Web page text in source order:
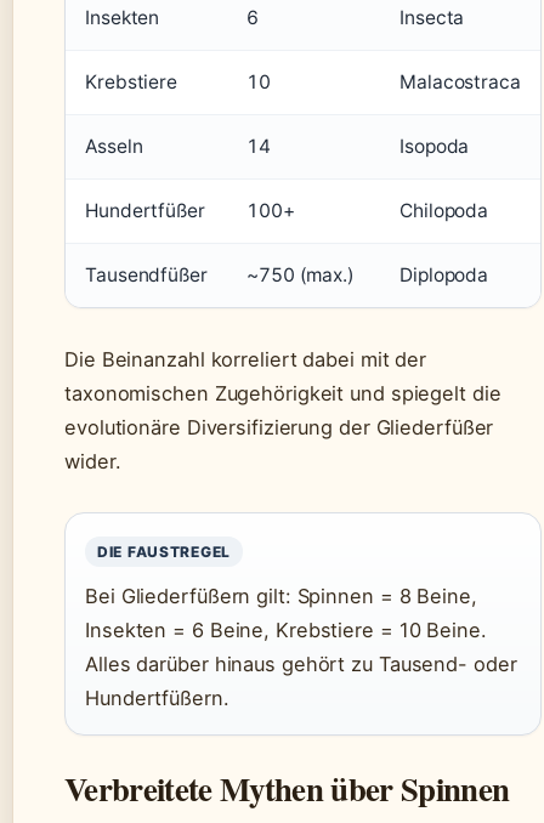
Insekten 6 Insecta
Krebstiere 10 Malacostraca
Asseln 14 Isopoda
Hundertfüßer 100+ Chilopoda
Tausendfüßer ~750 (max.) Diplopoda
Die Beinanzahl korreliert dabei mit der
taxonomischen Zugehörigkeit und spiegelt die
evolutionäre Diversifizierung der Gliederfüßer
wider.
DIE FAUSTREGEL
Bei Gliederfüßern gilt: Spinnen = 8 Beine,
Insekten = 6 Beine, Krebstiere = 10 Beine.
Alles darüber hinaus gehört zu Tausend- oder
Hundertfüßern.
Verbreitete Mythen über Spinnen